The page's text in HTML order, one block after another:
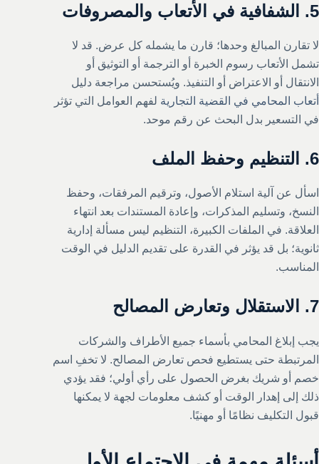
5. الشفافية في الأتعاب والمصروفات
لا تقارن المبالغ وحدها؛ قارن ما يشمله كل عرض. قد لا
تشمل الأتعاب رسوم الخبرة أو الترجمة أو التوثيق أو
الانتقال أو الاعتراض أو التنفيذ. ويُستحسن مراجعة دليل
أتعاب المحامي في القضية التجارية لفهم العوامل التي تؤثر
في التسعير بدل البحث عن رقم موحد.
6. التنظيم وحفظ الملف
اسأل عن آلية استلام الأصول، وترقيم المرفقات، وحفظ
النسخ، وتسليم المذكرات، وإعادة المستندات بعد انتهاء
العلاقة. في الملفات الكبيرة، التنظيم ليس مسألة إدارية
ثانوية؛ بل قد يؤثر في القدرة على تقديم الدليل في الوقت
المناسب.
7. الاستقلال وتعارض المصالح
يجب إبلاغ المحامي بأسماء جميع الأطراف والشركات
المرتبطة حتى يستطيع فحص تعارض المصالح. لا تخفِ اسم
خصم أو شريك بغرض الحصول على رأي أولي؛ فقد يؤدي
ذلك إلى إهدار الوقت أو كشف معلومات لجهة لا يمكنها
قبول التكليف نظامًا أو مهنيًا.